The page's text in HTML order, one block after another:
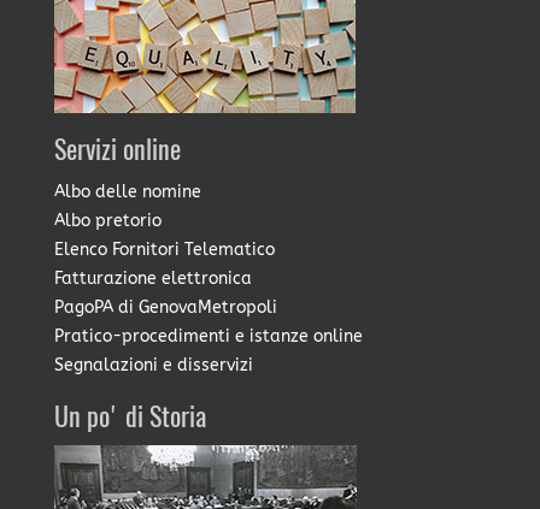
Servizi online
Albo delle nomine
Albo pretorio
Elenco Fornitori Telematico
Fatturazione elettronica
PagoPA di GenovaMetropoli
Pratico-procedimenti e istanze online
Segnalazioni e disservizi
Un po' di Storia